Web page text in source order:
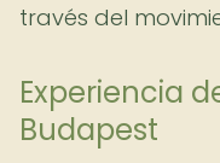
través del
Experiencia
Budapest